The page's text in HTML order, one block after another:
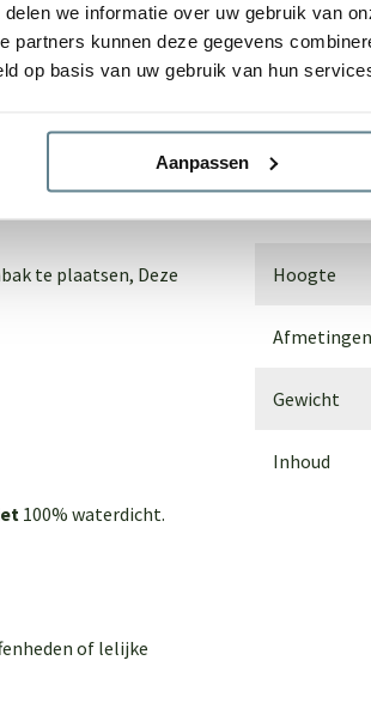
we informatie over uw gebruik van
partners kunnen deze gegevens
op basis van uw gebruik van hun
Aanpassen
buiten gebruik
te plaatsen door
te plaatsen, Deze
100% waterdicht.
of lelijke
Vorm
Hoogte
Afmetingen
Gewicht
Inhoud